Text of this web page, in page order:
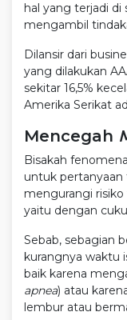
hal yang terjadi di
mengambil
Dilansir dari
yang dilakukan
sekitar 16,5%
Amerika Serikat
Mencegah
Bisakah
untuk
mengurangi risiko
yaitu dengan
Sebab, sebagian
kurangnya waktu
baik karena
apnea) atau
lembur atau